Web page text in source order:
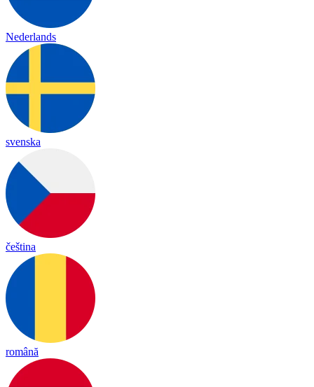
Nederlands
svenska
čeština
română